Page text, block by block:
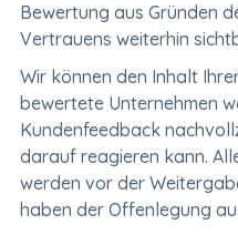
Bewertung aus Gründen
Vertrauens weiterhin
Wir können den Inhalt
bewertete Unternehmen
Kundenfeedback
darauf reagieren kann.
werden vor der
haben der Offenlegung